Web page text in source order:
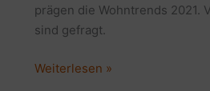
prägen die Wohntrends 2021.
sind gefragt.
WOHNTRENDS
Weiterlesen »